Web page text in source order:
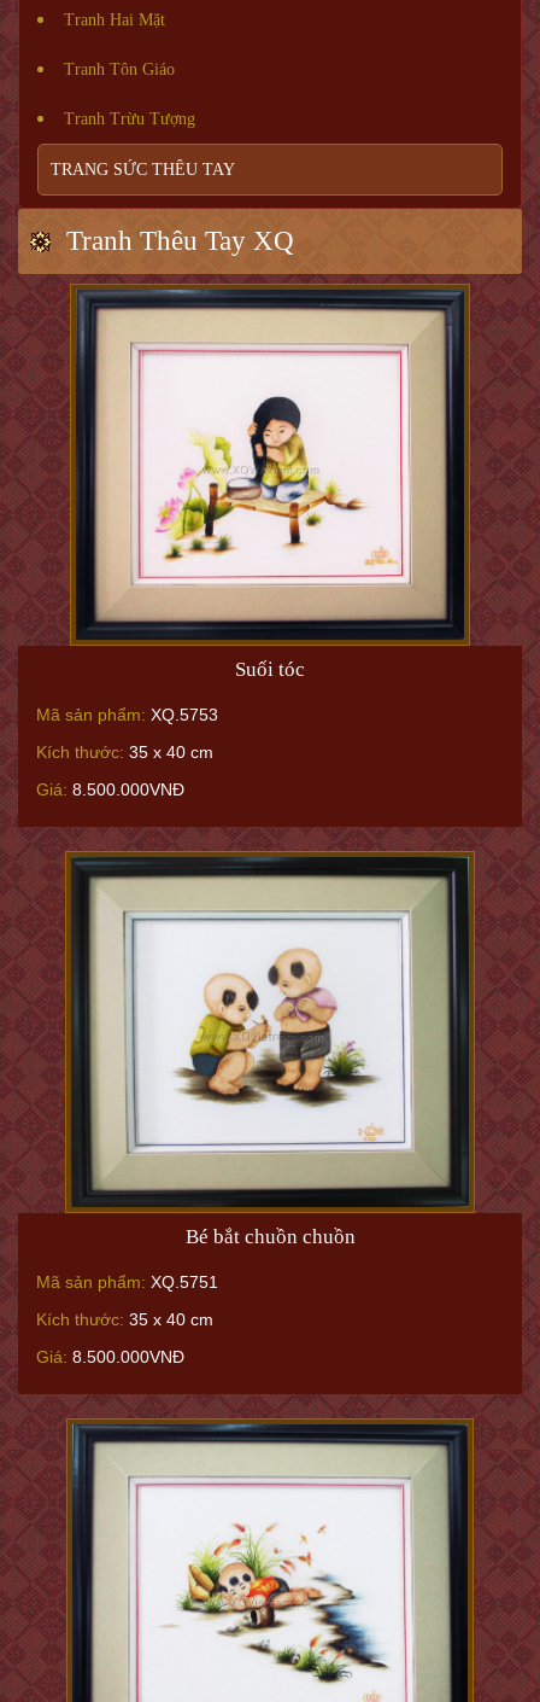
Tranh Hai Mặt
Tranh Tôn Giáo
Tranh Trừu Tượng
TRANG SỨC THÊU TAY
Tranh Thêu Tay XQ
Suối tóc
Mã sản phẩm: XQ.5753
Kích thước: 35 x 40 cm
Giá: 8.500.000VNĐ
Bé bắt chuồn chuồn
Mã sản phẩm: XQ.5751
Kích thước: 35 x 40 cm
Giá: 8.500.000VNĐ